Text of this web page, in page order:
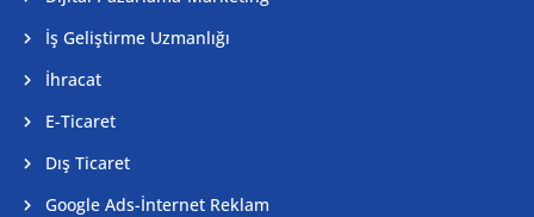
İş Geliştirme Uzmanlığı
İhracat
E-Ticaret
Dış Ticaret
Google Ads-İnternet Reklam